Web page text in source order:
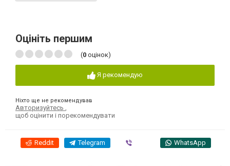
Оцініть першим
(0 оцінок)
Я рекомендую
Ніхто ще не рекомендував
Авторизуйтесь
щоб оцінити і порекомендувати
Reddit Telegram WhatsApp